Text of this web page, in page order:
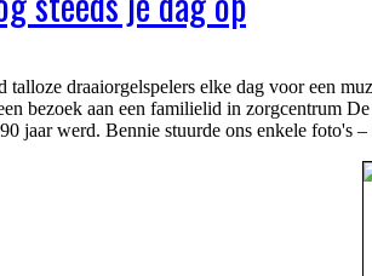
talloze draaiorgelspelers elke dag voor een
bezoek aan een familielid in zorgcentrum
jaar werd. Bennie stuurde ons enkele